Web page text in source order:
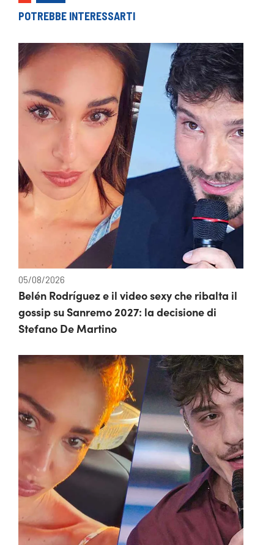
POTREBBE INTERESSARTI
05/08/2026
Belén Rodríguez e il video sexy che ribalta il
gossip su Sanremo 2027: la decisione di
Stefano De Martino